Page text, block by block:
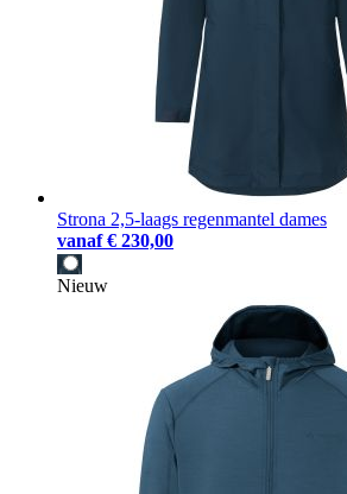
Strona 2,5-laags regenmantel dames
vanaf € 230,00
Nieuw